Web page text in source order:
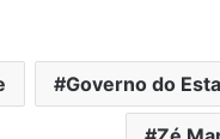
Governo do